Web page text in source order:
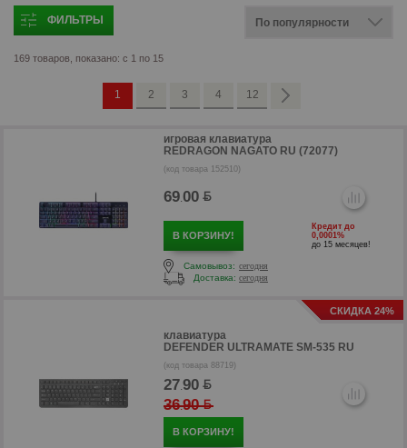
ФИЛЬТРЫ
169 товаров, показано: с 1 по 15
1 2 3 4 12
игровая клавиатура
REDRAGON NAGATO RU (72077)
(код товара 152510)
69.00
В КОРЗИНУ!
Кредит до
0,0001%
до 15 месяцев!
Самовывоз: сегодня
Доставка: сегодня
СКИДКА 24%
клавиатура
DEFENDER ULTRAMATE SM-535 RU
(код товара 88719)
27.90
36.90
В КОРЗИНУ!